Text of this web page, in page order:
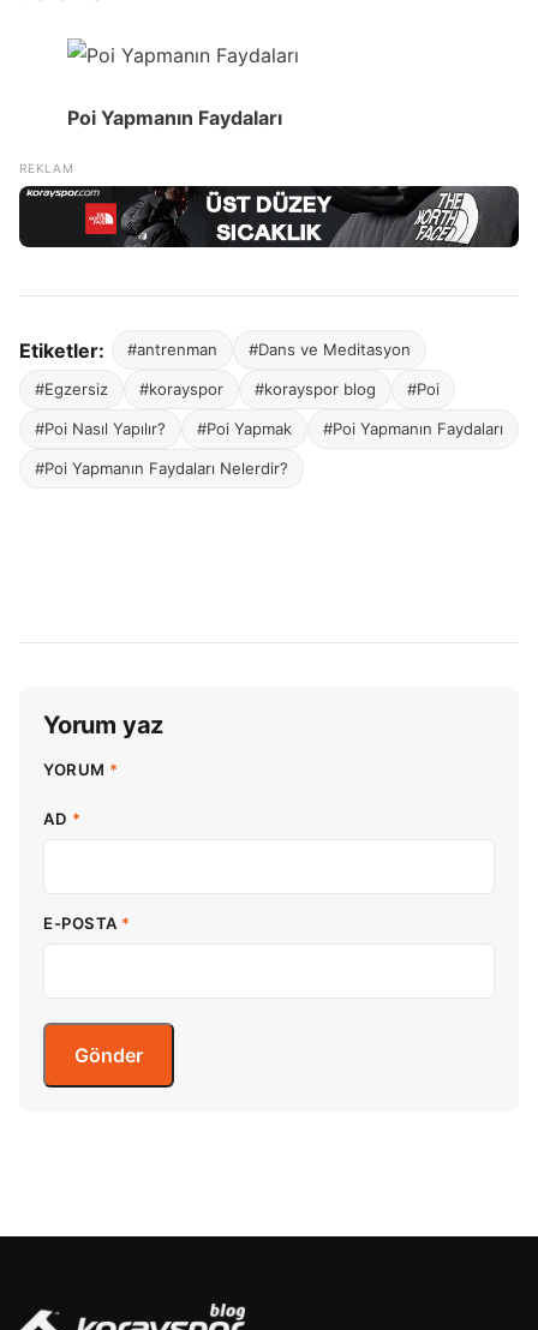
Poi Yapmanın Faydaları
Etiketler: #antrenman #Dans ve Meditasyon
#Egzersiz #korayspor #korayspor blog #Poi
#Poi Nasıl Yapılır? #Poi Yapmak #Poi Yapmanın Faydaları
#Poi Yapmanın Faydaları Nelerdir?
Yorum yaz
YORUM *
AD *
E-POSTA *